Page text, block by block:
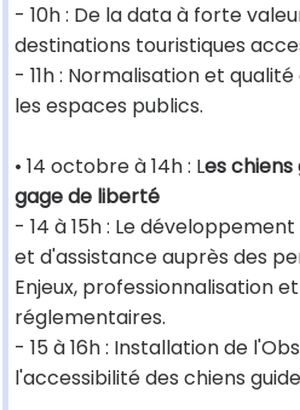
- 10h : De la data à forte
destinations touristiques
- 11h : Normalisation et
les espaces publics.
• 14 octobre à 14h : Les chiens
gage de liberté
- 14 à 15h : Le
et d'assistance auprès des
Enjeux, professionnalisation
réglementaires.
- 15 à 16h : Installation de
l'accessibilité des chiens